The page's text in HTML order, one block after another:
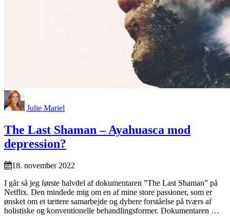
Julie Mariel
The Last Shaman – Ayahuasca mod
depression?
18. november 2022
I går så jeg første halvdel af dokumentaren ”The Last Shaman” på
Netflix. Den mindede mig om en af mine store passioner, som er
ønsket om et tættere samarbejde og dybere forståelse på tværs af
holistiske og konventionelle behandlingsformer. Dokumentaren …